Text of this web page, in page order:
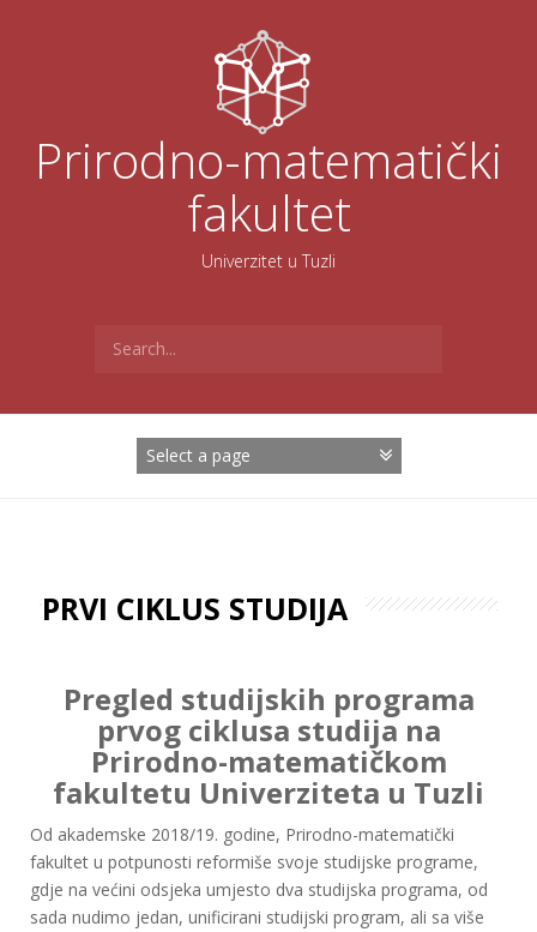
Prirodno-matematički
fakultet
Univerzitet u Tuzli
for:
PRVI CIKLUS STUDIJA
Pregled studijskih programa
prvog ciklusa studija na
Prirodno-matematičkom
fakultetu Univerziteta u Tuzli
Od akademske 2018/19. godine, Prirodno-matematički
fakultet u potpunosti reformiše svoje studijske programe,
gdje na većini odsjeka umjesto dva studijska programa, od
sada nudimo jedan, unificirani studijski program, ali sa više